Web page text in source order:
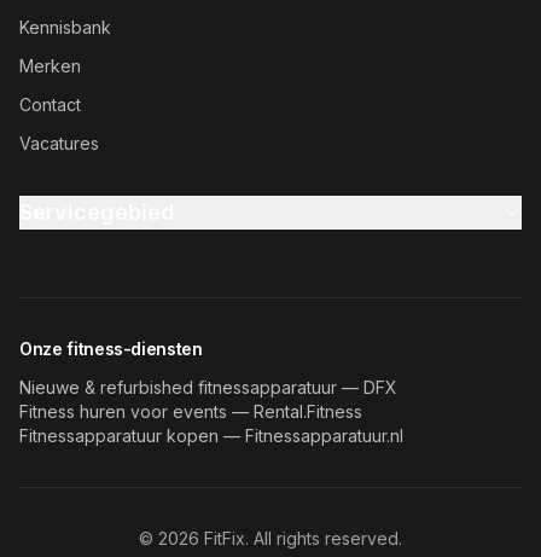
Kennisbank
Merken
Contact
Vacatures
Onze fitness-diensten
Nieuwe & refurbished fitnessapparatuur — DFX
Fitness huren voor events — Rental.Fitness
Fitnessapparatuur kopen — Fitnessapparatuur.nl
© 2026 FitFix. All rights reserved.